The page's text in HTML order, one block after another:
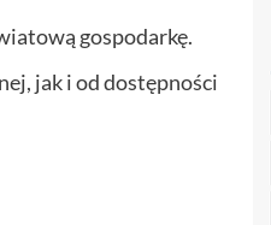
gospodarkę.
jak i od dostępności